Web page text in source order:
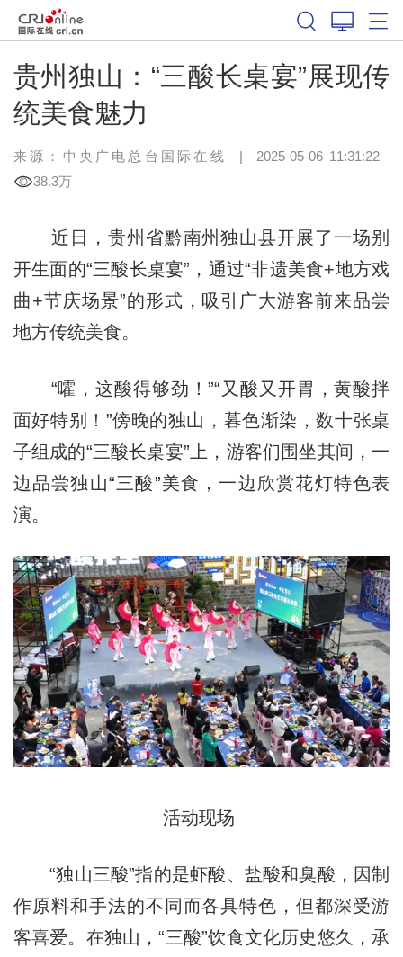
贵州独山：“三酸长桌宴”展现传
统美食魅力
来源：中央广电总台国际在线 | 2025-05-06 11:31:22
38.3万
近日，贵州省黔南州独山县开展了一场别
开生面的“三酸长桌宴”，通过“非遗美食+地方戏
曲+节庆场景”的形式，吸引广大游客前来品尝
地方传统美食。
“嚯，这酸得够劲！”“又酸又开胃，黄酸拌
面好特别！”傍晚的独山，暮色渐染，数十张桌
子组成的“三酸长桌宴”上，游客们围坐其间，一
边品尝独山“三酸”美食，一边欣赏花灯特色表
演。
活动现场
“独山三酸”指的是虾酸、盐酸和臭酸，因制
作原料和手法的不同而各具特色，但都深受游
客喜爱。在独山，“三酸”饮食文化历史悠久，承